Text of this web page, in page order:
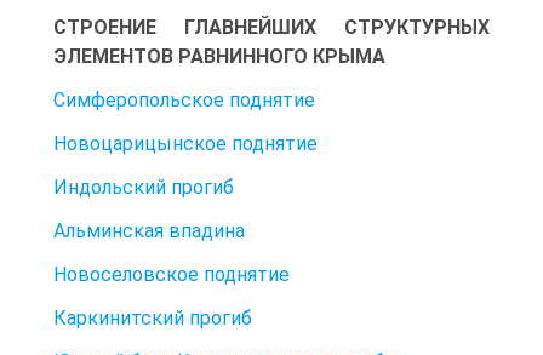
СТРОЕНИЕ ГЛАВНЕЙШИХ СТРУКТУРНЫХ
ЭЛЕМЕНТОВ РАВНИННОГО КРЫМА
Симферопольское поднятие
Новоцарицынское поднятие
Индольский прогиб
Альминская впадина
Новоселовское поднятие
Каркинитский прогиб